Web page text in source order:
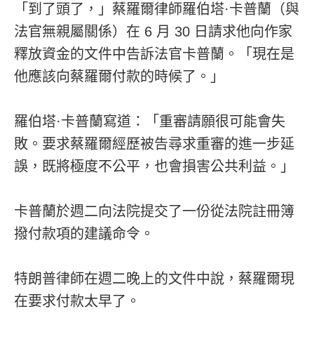
「到了頭了，」蔡羅爾律師羅伯塔·卡普蘭（與
法官無親屬關係）在 6 月 30 日請求他向作家
釋放資金的文件中告訴法官卡普蘭。「現在是
他應該向蔡羅爾付款的時候了。」
羅伯塔·卡普蘭寫道：「重審請願很可能會失
敗。要求蔡羅爾經歷被告尋求重審的進一步延
誤，既將極度不公平，也會損害公共利益。」
卡普蘭於週二向法院提交了一份從法院註冊簿
撥付款項的建議命令。
特朗普律師在週二晚上的文件中說，蔡羅爾現
在要求付款太早了。